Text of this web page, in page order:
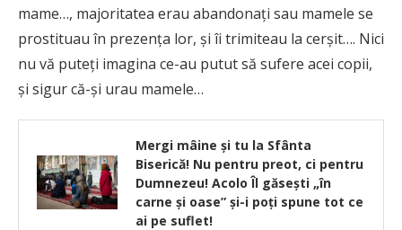
mame…, majoritatea erau abandonaţi sau mamele se
prostituau în prezenţa lor, şi îi trimiteau la cerşit…. Nici
nu vă puteţi imagina ce-au putut să sufere acei copii,
şi sigur că-şi urau mamele…
Mergi mâine și tu la Sfânta
Biserică! Nu pentru preot, ci pentru
Dumnezeu! Acolo Îl găsești „în
carne și oase” și-i poți spune tot ce
ai pe suflet!